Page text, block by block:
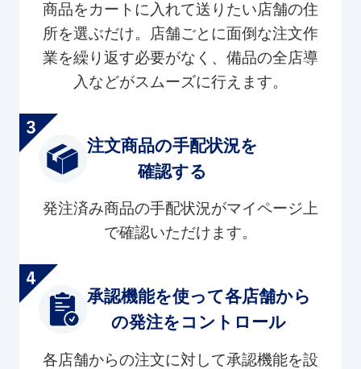
商品をカートに入れて送りたい店舗の住
所を選ぶだけ。店舗ごとに面倒な注文作
業を繰り返す必要がなく、備品の全店導
入などがスムーズに行えます。
注文商品の手配状況を
確認する
発注済み商品の手配状況がマイページ上
で確認いただけます。
承認機能を使って各店舗から
の発注をコントロール
各店舗からの注文に対して承認機能を設